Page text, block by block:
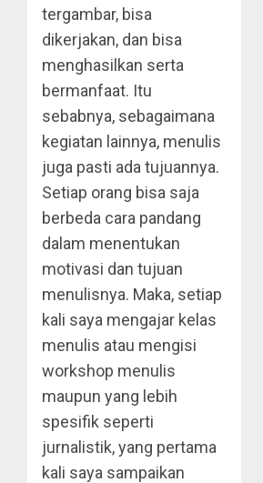
tergambar, bisa
dikerjakan, dan bisa
menghasilkan serta
bermanfaat. Itu
sebabnya, sebagaimana
kegiatan lainnya, menulis
juga pasti ada tujuannya.
Setiap orang bisa saja
berbeda cara pandang
dalam menentukan
motivasi dan tujuan
menulisnya. Maka, setiap
kali saya mengajar kelas
menulis atau mengisi
workshop menulis
maupun yang lebih
spesifik seperti
jurnalistik, yang pertama
kali saya sampaikan